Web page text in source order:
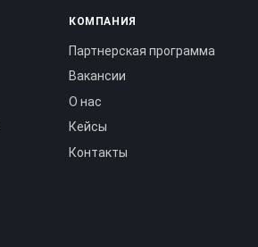
КОМПАНИЯ
Партнерская программа
Вакансии
О нас
Кейсы
Контакты